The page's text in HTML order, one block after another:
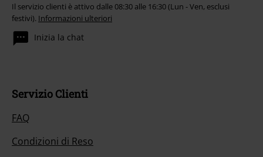
Il servizio clienti è attivo dalle 08:30 alle 16:30 (Lun - Ven, esclusi
festivi). Informazioni ulteriori
Inizia la chat
Servizio Clienti
FAQ
Condizioni di Reso